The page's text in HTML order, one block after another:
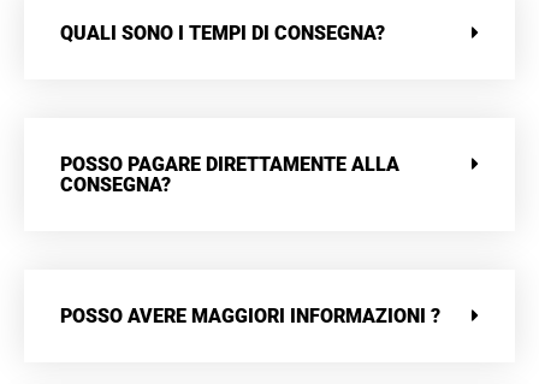
QUALI SONO I TEMPI DI CONSEGNA?
POSSO PAGARE DIRETTAMENTE ALLA
CONSEGNA?
POSSO AVERE MAGGIORI INFORMAZIONI ?